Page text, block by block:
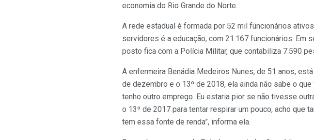
economia do Rio Grande do Norte.
A rede estadual é formada por 52 mil funcionários
servidores é a educação, com 21.167 funcionários. Em
posto fica com a Polícia Militar, que contabiliza 7.590
A enfermeira Benádia Medeiros Nunes, de 51 anos,
de dezembro e o 13º de 2018, ela ainda não sabe o
tenho outro emprego. Eu estaria pior se não tivesse
o 13º de 2017 para tentar respirar um pouco, acho que
tem essa fonte de renda”, informa ela.